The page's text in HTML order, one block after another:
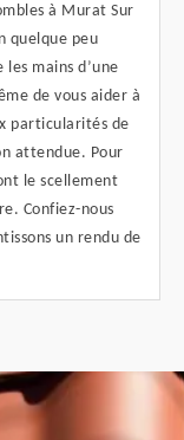
à Murat Sur
quelque peu
mains d’une
de vous aider à
particularités de
attendue. Pour
le scellement
Confiez-nous
un rendu de